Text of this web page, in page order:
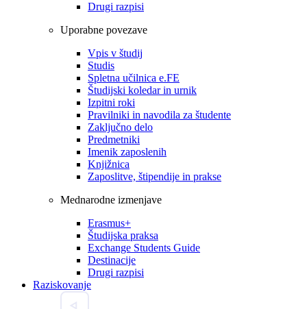
Drugi razpisi
Uporabne povezave
Vpis v študij
Studis
Spletna učilnica e.FE
Študijski koledar in urnik
Izpitni roki
Pravilniki in navodila za študente
Zaključno delo
Predmetniki
Imenik zaposlenih
Knjižnica
Zaposlitve, štipendije in prakse
Mednarodne izmenjave
Erasmus+
Študijska praksa
Exchange Students Guide
Destinacije
Drugi razpisi
Raziskovanje